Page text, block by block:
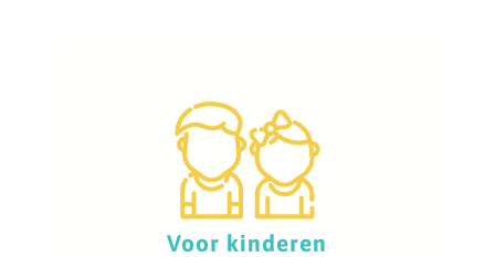
Voor kinderen